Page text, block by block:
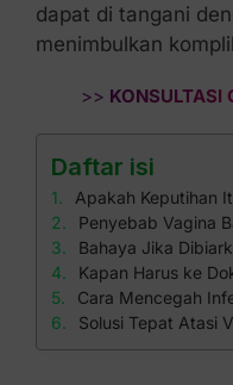
dapat di tangani
menimbulkan
>> KONSULTASI
Daftar isi
Apakah Keputihan
Penyebab Vagina
Bahaya Jika
Kapan Harus ke
Cara Mencegah
Solusi Tepat Atasi